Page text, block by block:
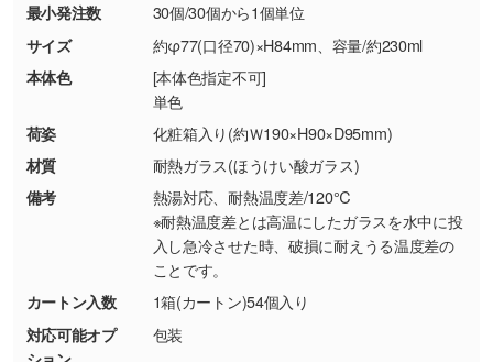
DIC・PANTONEなどのカラーチップの指定や、
現物支給による色指定も承っております。→詳
しく見る
・背景がある画像からキャラクター部分だけを
シンプルな背景のデータや、使いたいキャラク
ター部分の輪郭がはっきりしているデータは切
り抜き処理が可能です。→詳しく見る
・持っているデータの背景が足りない／塗り足
しの作り方が分からない
印刷したいデータが印刷範囲よりも小さい場
・お客様の元で商品を加工された場合、または
商品が破損した場合
・商品到着後7日以上経過している場合
・お客様のご都合による返品・交換依頼(商
品・色・数量などの注文間違い等)
最小発注数
30個/30個から1個単位
サイズ
約φ77(口径70)×H84mm、容量/約230ml
本体色
[本体色指定不可]
単色
荷姿
化粧箱入り(約Ｗ190×H90×D95mm)
材質
耐熱ガラス(ほうけい酸ガラス)
備考
熱湯対応、耐熱温度差/120℃
※耐熱温度差とは高温にしたガラスを水中に投
入し急冷させた時、破損に耐えうる温度差の
ことです。
カートン入数
1箱(カートン)54個入り
対応可能オプ
包装